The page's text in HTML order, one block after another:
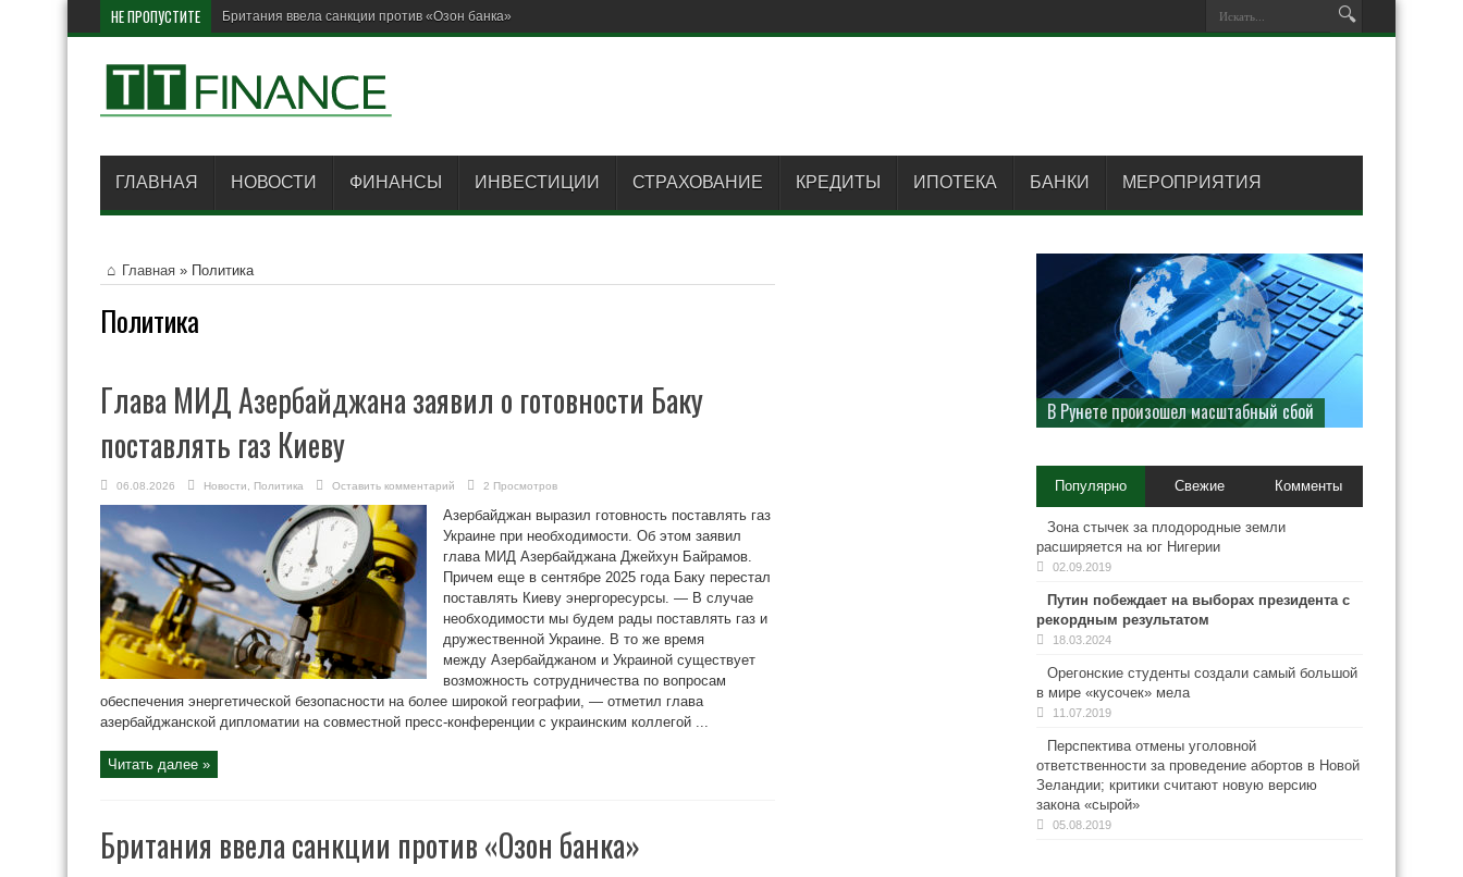
НЕ ПРОПУСТИТЕ Британия ввела санкции против «Озон банка»
ГЛАВНАЯ НОВОСТИ ФИНАНСЫ ИНВЕСТИЦИИ СТРАХОВАНИЕ КРЕДИТЫ ИПОТЕКА БАНКИ МЕРОПРИЯТИЯ
Главная » Политика
Политика
Глава МИД Азербайджана заявил о готовности Баку
поставлять газ Киеву
06.08.2026 Новости Политика Оставить комментарий 2 Просмотров
Азербайджан выразил готовность поставлять газ
Украине при необходимости. Об этом заявил
глава МИД Азербайджана Джейхун Байрамов.
Причем еще в сентябре 2025 года Баку перестал
поставлять Киеву энергоресурсы. — В случае
необходимости мы будем рады поставлять газ и
дружественной Украине. В то же время
между Азербайджаном и Украиной существует
возможность сотрудничества по вопросам
обеспечения энергетической безопасности на более широкой географии, — отметил глава
азербайджанской дипломатии на совместной пресс-конференции с украинским коллегой ...
Читать далее »
Британия ввела санкции против «Озон банка»
В Рунете произошел масштабный сбой
Популярно Свежие Комменты
Зона стычек за плодородные земли
расширяется на юг Нигерии
02.09.2019
Путин побеждает на выборах президента с
рекордным результатом
18.03.2024
Орегонские студенты создали самый большой
в мире «кусочек» мела
11.07.2019
Перспектива отмены уголовной
ответственности за проведение абортов в Новой
Зеландии; критики считают новую версию
закона «сырой»
05.08.2019